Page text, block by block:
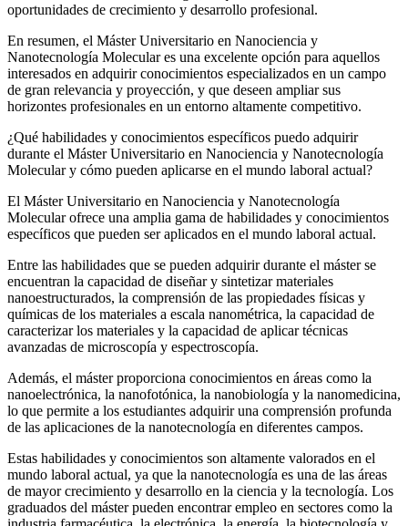
oportunidades de crecimiento y desarrollo profesional.
En resumen, el Máster Universitario en Nanociencia y
Nanotecnología Molecular es una excelente opción para aquellos
interesados en adquirir conocimientos especializados en un campo
de gran relevancia y proyección, y que deseen ampliar sus
horizontes profesionales en un entorno altamente competitivo.
¿Qué habilidades y conocimientos específicos puedo adquirir
durante el Máster Universitario en Nanociencia y Nanotecnología
Molecular y cómo pueden aplicarse en el mundo laboral actual?
El Máster Universitario en Nanociencia y Nanotecnología
Molecular ofrece una amplia gama de habilidades y conocimientos
específicos que pueden ser aplicados en el mundo laboral actual.
Entre las habilidades que se pueden adquirir durante el máster se
encuentran la capacidad de diseñar y sintetizar materiales
nanoestructurados, la comprensión de las propiedades físicas y
químicas de los materiales a escala nanométrica, la capacidad de
caracterizar los materiales y la capacidad de aplicar técnicas
avanzadas de microscopía y espectroscopía.
Además, el máster proporciona conocimientos en áreas como la
nanoelectrónica, la nanofotónica, la nanobiología y la nanomedicina,
lo que permite a los estudiantes adquirir una comprensión profunda
de las aplicaciones de la nanotecnología en diferentes campos.
Estas habilidades y conocimientos son altamente valorados en el
mundo laboral actual, ya que la nanotecnología es una de las áreas
de mayor crecimiento y desarrollo en la ciencia y la tecnología. Los
graduados del máster pueden encontrar empleo en sectores como la